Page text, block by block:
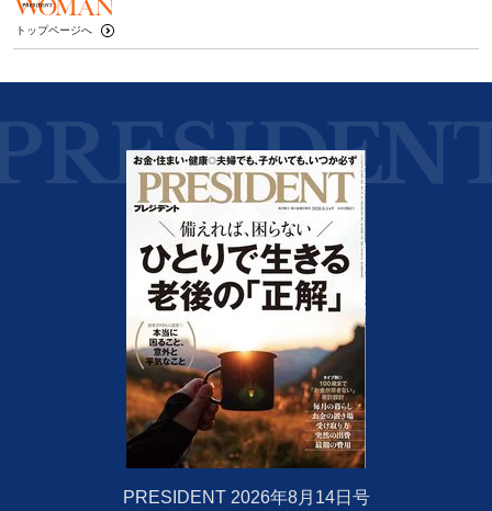
トップページへ
PRESIDENT 2026年8月14日号